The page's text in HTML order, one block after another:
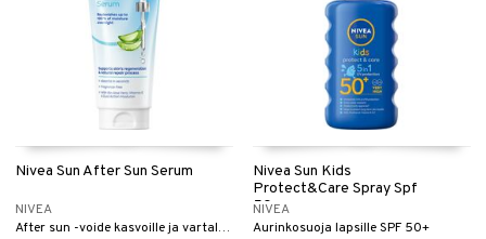
Nivea Sun After Sun Serum
NIVEA
After sun -voide kasvoille ja vartalolle Nivealta.
Nivea Sun Kids
Protect&Care Spray Spf
50+
NIVEA
Aurinkosuoja lapsille SPF 50+